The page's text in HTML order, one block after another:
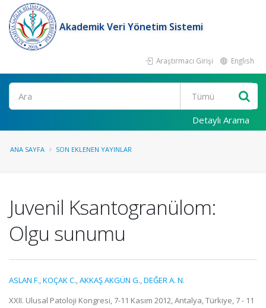
Akademik Veri Yönetim Sistemi
Araştırmacı Girişi English
Ara
Detaylı Arama
ANA SAYFA SON EKLENEN YAYINLAR
Juvenil Ksantogranülom:
Olgu sunumu
ASLAN F.,KOÇAK C.,AKKAŞ AKGÜN G.,DEĞER A. N.
XXII. Ulusal Patoloji Kongresi, 7-11 Kasım 2012, Antalya, Türkiye, 7 - 11